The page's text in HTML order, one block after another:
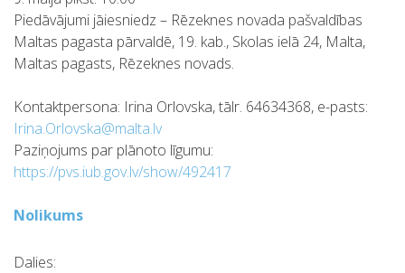
Piedāvājumi jāiesniedz – Rēzeknes novada pašvaldības
Maltas pagasta pārvaldē, 19. kab., Skolas ielā 24, Malta,
Maltas pagasts, Rēzeknes novads.
Kontaktpersona: Irina Orlovska, tālr. 64634368, e-pasts:
Irina.Orlovska@malta.lv
Paziņojums par plānoto līgumu:
https://pvs.iub.gov.lv/show/492417
Nolikums
Dalies: